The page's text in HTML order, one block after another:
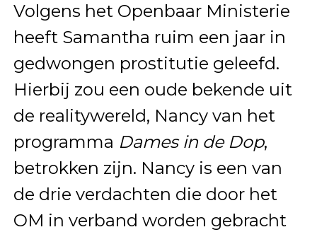
Volgens het Openbaar Ministerie
heeft Samantha ruim een jaar in
gedwongen prostitutie geleefd.
Hierbij zou een oude bekende uit
de realitywereld, Nancy van het
programma Dames in de Dop,
betrokken zijn. Nancy is een van
de drie verdachten die door het
OM in verband worden gebracht